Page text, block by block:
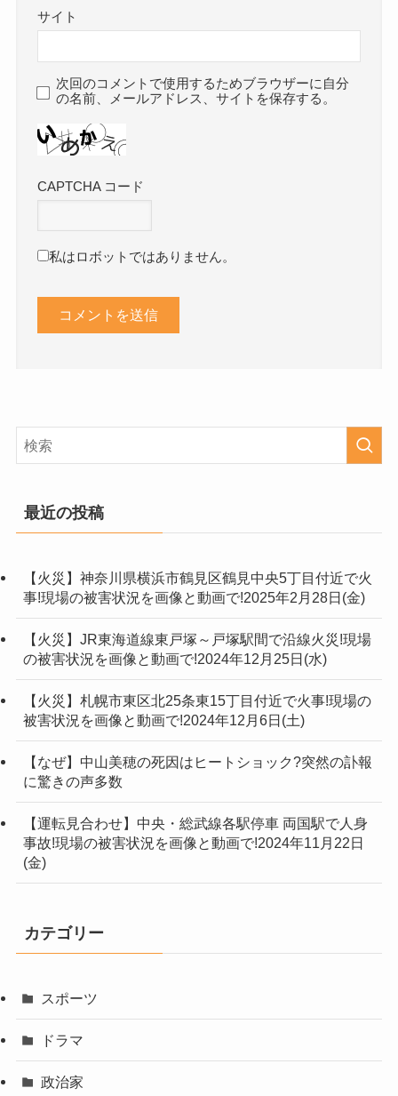
サイト
次回のコメントで使用するためブラウザーに自分
の名前、メールアドレス、サイトを保存する。
CAPTCHA コード
私はロボットではありません。
最近の投稿
【火災】神奈川県横浜市鶴見区鶴見中央5丁目付近で火
事!現場の被害状況を画像と動画で!2025年2月28日(金)
【火災】JR東海道線東戸塚～戸塚駅間で沿線火災!現場
の被害状況を画像と動画で!2024年12月25日(水)
【火災】札幌市東区北25条東15丁目付近で火事!現場の
被害状況を画像と動画で!2024年12月6日(土)
【なぜ】中山美穂の死因はヒートショック?突然の訃報
に驚きの声多数
【運転見合わせ】中央・総武線各駅停車 両国駅で人身
事故!現場の被害状況を画像と動画で!2024年11月22日
(金)
カテゴリー
スポーツ
ドラマ
政治家